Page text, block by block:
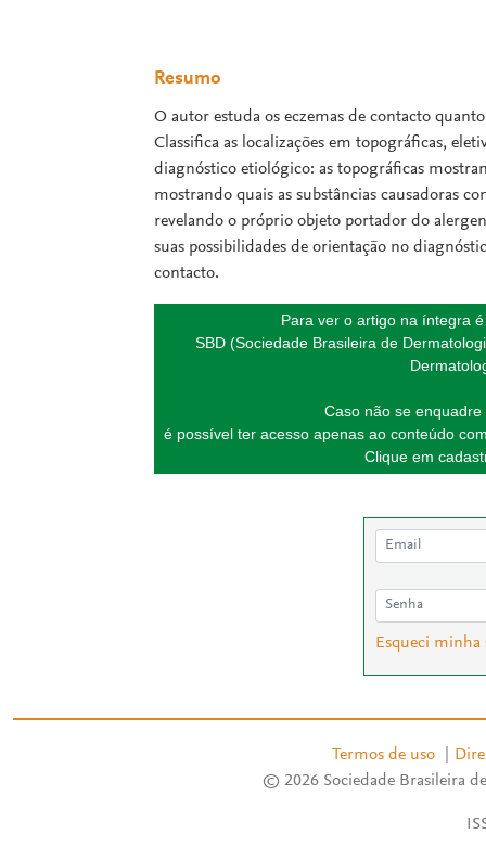
Resumo
O autor estuda os eczemas de contacto
Classifica as localizações em topográficas,
diagnóstico etiológico: as topográficas
mostrando quais as substâncias causadoras
revelando o próprio objeto portador do
suas possibilidades de orientação no
contacto.
Para ver o artigo na íntegra
SBD (Sociedade Brasileira de
Caso não se
é possível ter acesso apenas ao conteúdo
Clique em
Esqueci minha
Termos de uso
© 2026 Sociedade Brasileira